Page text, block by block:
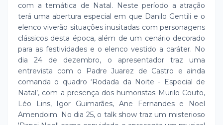
com a temática de Natal. Neste período a atração
terá uma abertura especial em que Danilo Gentili e o
elenco viverão situações inusitadas com personagens
clássicos desta época, além de um cenário decorado
para as festividades e o elenco vestido a caráter. No
dia 24 de dezembro, o apresentador traz uma
entrevista com o Padre Juarez de Castro e ainda
comanda o quadro ‘Rodada da Noite - Especial de
Natal’, com a presença dos humoristas Murilo Couto,
Léo Lins, Igor Guimarães, Ane Fernandes e Noel
Amendoim. No dia 25, o talk show traz um misterioso